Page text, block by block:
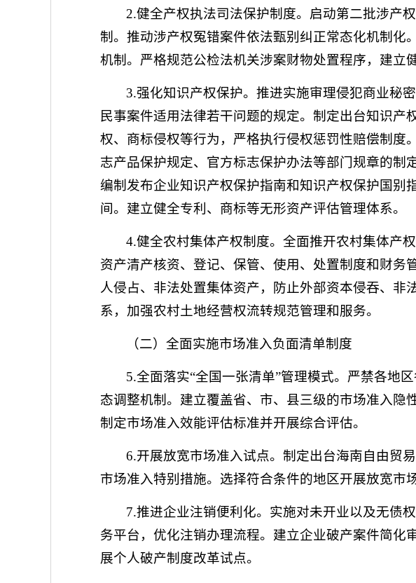
2.健全产权执法司法保护制度。启动第二批涉产
制。推动涉产权冤错案件依法甄别纠正常态化机制化
机制。严格规范公检法机关涉案财物处置程序，建立
3.强化知识产权保护。推进实施审理侵犯商业秘
民事案件适用法律若干问题的规定。制定出台知识
权、商标侵权等行为，严格执行侵权惩罚性赔偿制度
志产品保护规定、官方标志保护办法等部门规章的制
编制发布企业知识产权保护指南和知识产权保护国别
间。建立健全专利、商标等无形资产评估管理体系。
4.健全农村集体产权制度。全面推开农村集体产
资产清产核资、登记、保管、使用、处置制度和财
人侵占、非法处置集体资产，防止外部资本侵吞、
系，加强农村土地经营权流转规范管理和服务。
（二）全面实施市场准入负面清单制度
5.全面落实“全国一张清单”管理模式。严禁各地
态调整机制。建立覆盖省、市、县三级的市场准入隐
制定市场准入效能评估标准并开展综合评估。
6.开展放宽市场准入试点。制定出台海南自由贸
市场准入特别措施。选择符合条件的地区开展放宽市
7.推进企业注销便利化。实施对未开业以及无债
务平台，优化注销办理流程。建立企业破产案件简
展个人破产制度改革试点。